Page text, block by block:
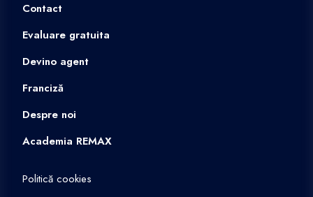
Contact
Evaluare gratuita
Devino agent
Franciză
Despre noi
Academia REMAX
Politică cookies